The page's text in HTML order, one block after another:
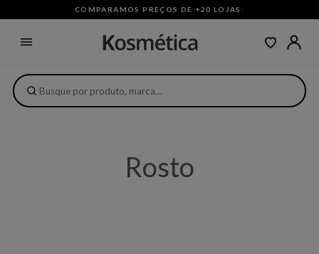
COMPARAMOS PREÇOS DE +20 LOJAS ·
Rosto